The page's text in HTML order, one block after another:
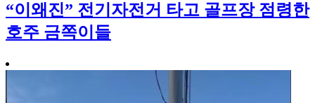
“이왜진” 전기자전거 타고 골프장 점령한
호주 금쪽이들